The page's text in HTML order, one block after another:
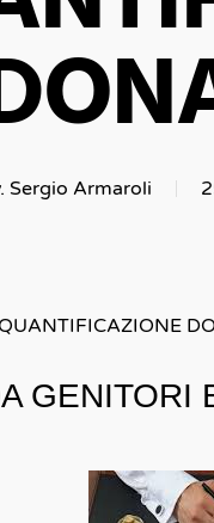
Sergio Armaroli
GENITORI